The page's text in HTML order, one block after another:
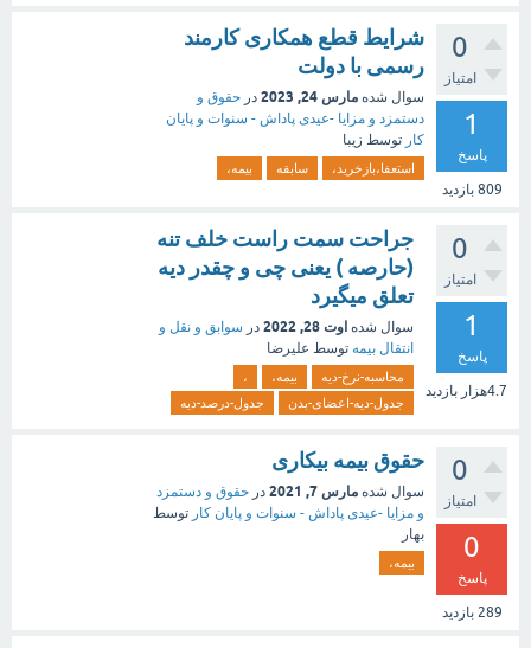
0
امتیاز
1
پاسخ
809 بازدید
شرایط قطع همکاری کارمند
رسمی با دولت
سوال شده مارس 24, 2023 در حقوق و
دستمزد و مزایا -عیدی پاداش - سنوات و پایان
کار توسط زیبا
استعفا،بازخرید، سابقه بیمه،
0
امتیاز
1
پاسخ
4.7هزار بازدید
جراحت سمت راست خلف تنه
(حارصه ) یعنی چی و چقدر دیه
تعلق میگیرد
سوال شده اوت 28, 2022 در سوابق و نقل و
انتقال بیمه‌ توسط علیرضا
محاسبه-نرخ-دیه بیمه،
،
جدول-دیه-اعضای-بدن
جدول-درصد-دیه
0
امتیاز
0
پاسخ
289 بازدید
حقوق بیمه بیکاری
سوال شده مارس 7, 2021 در حقوق و دستمزد
و مزایا -عیدی پاداش - سنوات و پایان کار توسط
بهار
بیمه،